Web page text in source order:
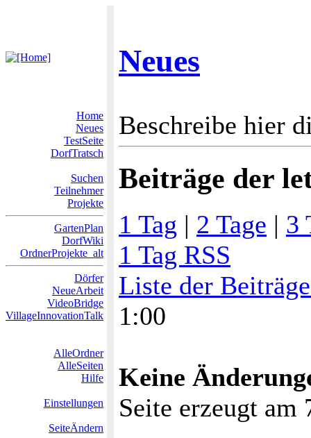
Neues
Home
Neues
TestSeite
DorfTratsch
Suchen
Teilnehmer
Projekte
GartenPlan
DorfWiki
OrdnerProjekte_alt
Dörfer
NeueArbeit
VideoBridge
VillageInnovationTalk
AlleOrdner
AlleSeiten
Hilfe
Einstellungen
SeiteÄndern
Beschreibe hier
Beiträge der
1 Tag | 2 Tage | 3
1 Tag RSS
Liste der
1:00
Keine
Seite erzeugt am